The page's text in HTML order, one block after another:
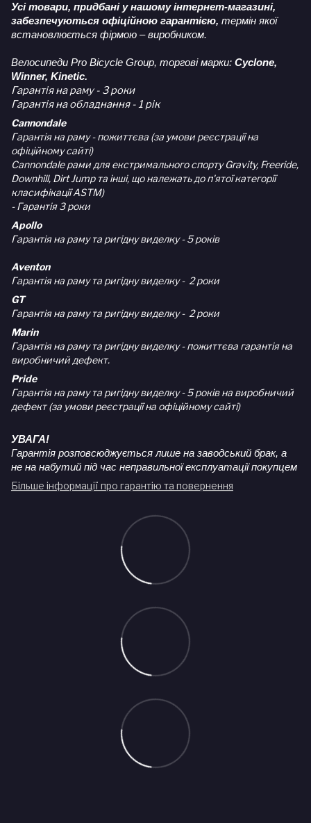
Усі товари, придбані у нашому інтернет-магазині,
забезпечуються офіційною гарантією, термін якої
встановлюється фірмою – виробником.
Велосипеди Pro Bicycle Group, торгові марки: Cyclone,
Winner, Kinetic.
Гарантія на раму - 3 роки
Гарантія на обладнання - 1 рік
Cannondale
Гарантія на раму - пожиттєва (за умови реєстрації на
офіційному сайті)
Cannondale рами для екстримального спорту Gravity, Freeride,
Downhill, Dirt Jump та інші, що належать до п'ятої категорії
класифікації ASTM)
- Гарантія 3 роки
Apollo
Гарантія на раму та ригідну виделку - 5 років
Aventon
Гарантія на раму та ригідну виделку - 2 роки
GT
Гарантія на раму та ригідну виделку - 2 роки
Marin
Гарантія на раму та ригідну виделку - пожиттєва гарантія на
виробничий дефект.
Pride
Гарантія на раму та ригідну виделку - 5 років на виробничий
дефект (за умови реєстрації на офіційному сайті)
УВАГА!
Гарантія розповсюджується лише на заводський брак, а
не на набутий під час неправильної експлуатації покупцем
Більше інформації про гарантію та повернення